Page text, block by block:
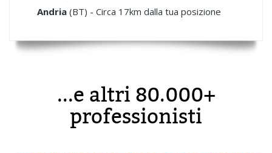
Andria (BT) - Circa 17km dalla tua posizione
...e altri 80.000+
professionisti